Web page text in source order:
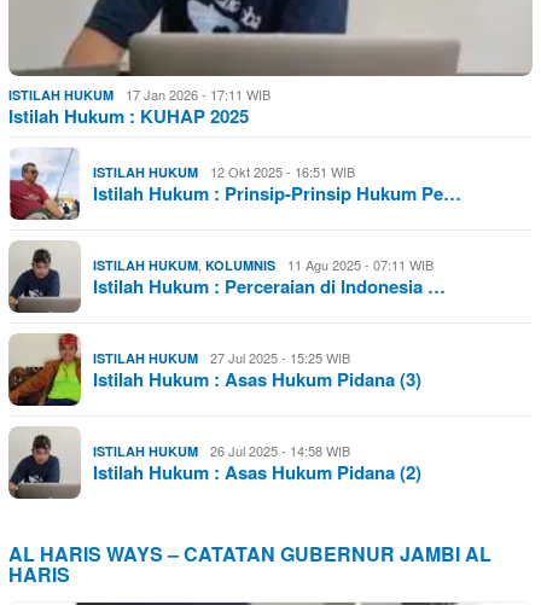
ISTILAH HUKUM 17 Jan 2026 - 17:11 WIB
Istilah Hukum : KUHAP 2025
ISTILAH HUKUM 12 Okt 2025 - 16:51 WIB
Istilah Hukum : Prinsip-Prinsip Hukum Pe…
ISTILAH HUKUM, KOLUMNIS 11 Agu 2025 - 07:11 WIB
Istilah Hukum : Perceraian di Indonesia …
ISTILAH HUKUM 27 Jul 2025 - 15:25 WIB
Istilah Hukum : Asas Hukum Pidana (3)
ISTILAH HUKUM 26 Jul 2025 - 14:58 WIB
Istilah Hukum : Asas Hukum Pidana (2)
AL HARIS WAYS – CATATAN GUBERNUR JAMBI AL
HARIS